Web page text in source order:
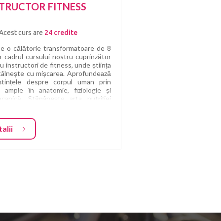
FITNESS
curs are 24 credite
o călătorie transformatoare de 8
cadrul cursului nostru cuprinzător
instructori de fitness, unde știința
cu mișcarea. Aprofundează
despre corpul uman prin
ample în anatomie, fiziologie și
Stăpânește arta nutriției
ți competențele în
personal, ajustându-ți
care unesc și motivează. Învață